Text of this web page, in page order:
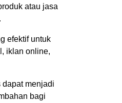
atau jasa
efektif untuk
iklan online,
menjadi
bagi